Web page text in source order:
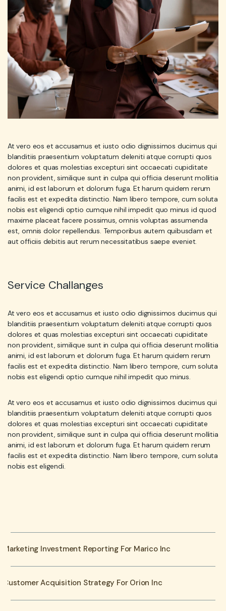
At vero eos et accusamus et iusto odio dignissimos ducimus qui
blanditiis praesentium voluptatum deleniti atque corrupti quos
dolores et quas molestias excepturi sint occaecati cupiditate
non provident, similique sunt in culpa qui officia deserunt mollitia
animi, id est laborum et dolorum fuga. Et harum quidem rerum
facilis est et expedita distinctio. Nam libero tempore, cum soluta
nobis est eligendi optio cumque nihil impedit quo minus id quod
maxime placeat facere possimus, omnis voluptas assumenda
est, omnis dolor repellendus. Temporibus autem quibusdam et
aut officiis debitis aut rerum necessitatibus saepe eveniet.
Service Challanges
At vero eos et accusamus et iusto odio dignissimos ducimus qui
blanditiis praesentium voluptatum deleniti atque corrupti quos
dolores et quas molestias excepturi sint occaecati cupiditate
non provident, similique sunt in culpa qui officia deserunt mollitia
animi, id est laborum et dolorum fuga. Et harum quidem rerum
facilis est et expedita distinctio. Nam libero tempore, cum soluta
nobis est eligendi optio cumque nihil impedit quo minus.
At vero eos et accusamus et iusto odio dignissimos ducimus qui
blanditiis praesentium voluptatum deleniti atque corrupti quos
dolores et quas molestias excepturi sint occaecati cupiditate
non provident, similique sunt in culpa qui officia deserunt mollitia
animi, id est laborum et dolorum fuga. Et harum quidem rerum
facilis est et expedita distinctio. Nam libero tempore, cum soluta
nobis est eligendi.
Marketing Investment Reporting For Marico Inc
Customer Acquisition Strategy For Orion Inc